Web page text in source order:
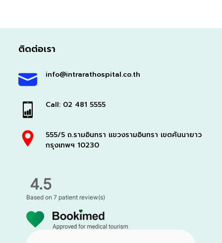
ติดต่อเรา
info@intrarathospital.co.th
Call: 02 481 5555
555/5 ถ.รามอินทรา แขวงรามอินทรา เขตคันนายาว
กรุงเทพฯ 10230
4.5
Based on7 patient review(s)